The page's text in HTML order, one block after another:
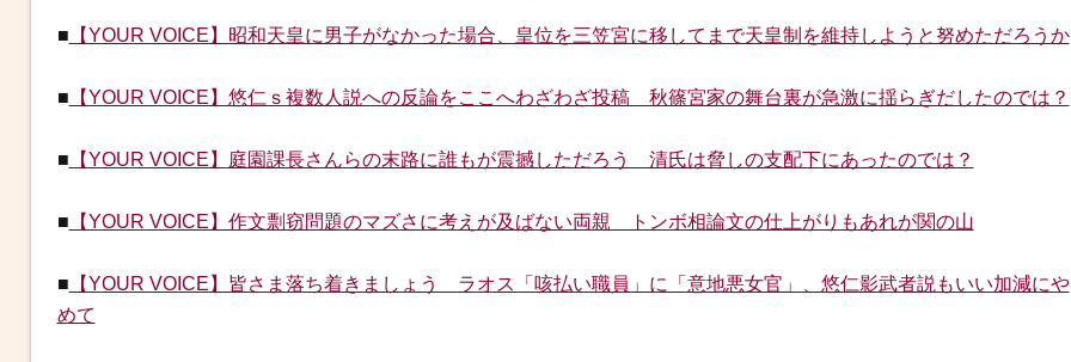
■ 【YOUR VOICE】昭和天皇に男子がなかった場合、皇位を三笠宮に移してまで天皇制を維持しようと努めただろうか
■ 【YOUR VOICE】悠仁ｓ複数人説への反論をここへわざわざ投稿 秋篠宮家の舞台裏が急激に揺らぎだしたのでは？
■ 【YOUR VOICE】庭園課長さんらの末路に誰もが震撼しただろう 清氏は脅しの支配下にあったのでは？
■ 【YOUR VOICE】作文剽窃問題のマズさに考えが及ばない両親 トンボ相論文の仕上がりもあれが関の山
■ 【YOUR VOICE】皆さま落ち着きましょう ラオス「咳払い職員」に「意地悪女官」、悠仁影武者説もいい加減にや
めて